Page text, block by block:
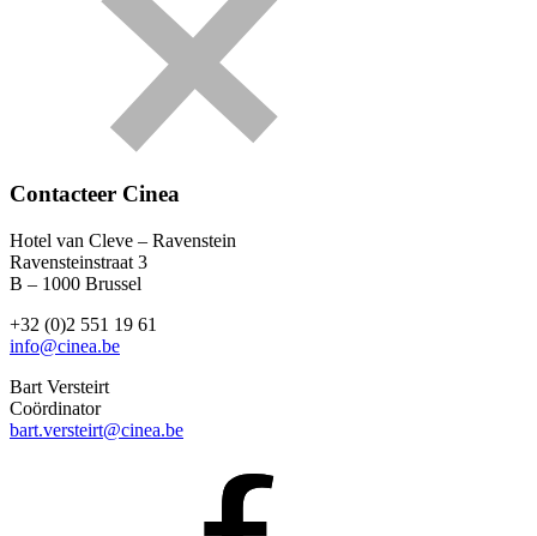
Contacteer Cinea
Hotel van Cleve – Ravenstein
Ravensteinstraat 3
B – 1000 Brussel
+32 (0)2 551 19 61
info@cinea.be
Bart Versteirt
Coördinator
bart.versteirt@cinea.be